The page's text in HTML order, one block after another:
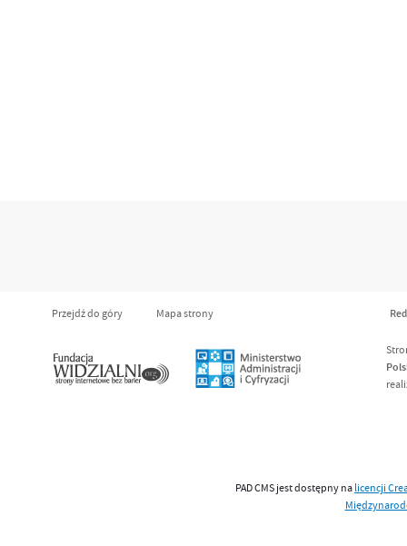
Przejdź do góry Mapa strony
PAD CMS jest dostępny na licencji